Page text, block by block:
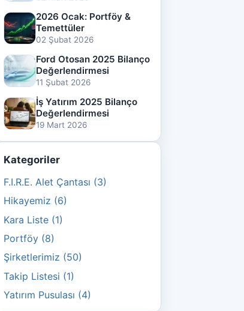
2026 Ocak: Portföy &
Temettüler
02 Şubat 2026
Ford Otosan 2025 Bilanço
Değerlendirmesi
11 Şubat 2026
İş Yatırım 2025 Bilanço
Değerlendirmesi
19 Mart 2026
Kategoriler
F.I.R.E. Alet Çantası (3)
Hikayemiz (6)
Kara Liste (1)
Portföy (8)
Şirketlerimiz (50)
Takip Listesi (1)
Yatırım Pusulası (4)